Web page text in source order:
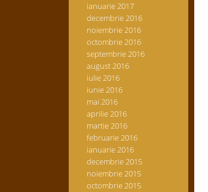
ianuarie 2017
decembrie 2016
noiembrie 2016
octombrie 2016
septembrie 2016
august 2016
iulie 2016
iunie 2016
mai 2016
aprilie 2016
martie 2016
februarie 2016
ianuarie 2016
decembrie 2015
noiembrie 2015
octombrie 2015